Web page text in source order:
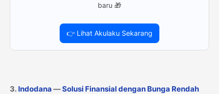
baru 🎁
👉 Lihat Akulaku Sekarang
3. Indodana —Solusi Finansial dengan Bunga Rendah